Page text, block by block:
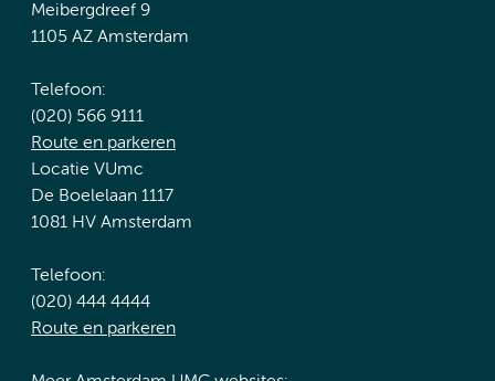
Meibergdreef 9
1105 AZ Amsterdam
Telefoon:
(020) 566 9111
Route en parkeren
Locatie VUmc
De Boelelaan 1117
1081 HV Amsterdam
Telefoon:
(020) 444 4444
Route en parkeren